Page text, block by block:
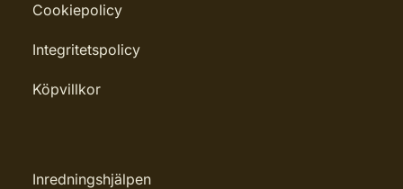
Cookiepolicy
Integritetspolicy
Köpvillkor
Inredningshjälpen